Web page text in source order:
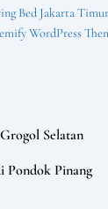
Bed Jakarta Timur
WordPress
Selatan
Pondok Pinang